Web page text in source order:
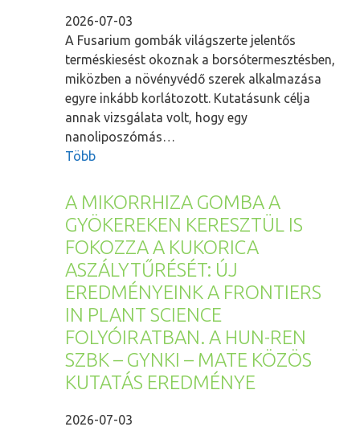
2026-07-03
A Fusarium gombák világszerte jelentős
terméskiesést okoznak a borsótermesztésben,
miközben a növényvédő szerek alkalmazása
egyre inkább korlátozott. Kutatásunk célja
annak vizsgálata volt, hogy egy
nanoliposzómás…
Több
A MIKORRHIZA GOMBA A
GYÖKEREKEN KERESZTÜL IS
FOKOZZA A KUKORICA
ASZÁLYTŰRÉSÉT: ÚJ
EREDMÉNYEINK A FRONTIERS
IN PLANT SCIENCE
FOLYÓIRATBAN. A HUN-REN
SZBK – GYNKI – MATE KÖZÖS
KUTATÁS EREDMÉNYE
2026-07-03